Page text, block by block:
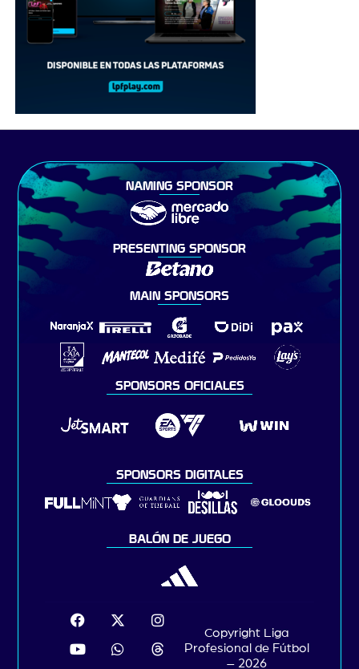
NAMING SPONSOR
PRESENTING SPONSOR
MAIN SPONSORS
SPONSORS OFICIALES
SPONSORS DIGITALES
BALÓN DE JUEGO
Copyright Liga
Profesional de Fútbol
– 2026